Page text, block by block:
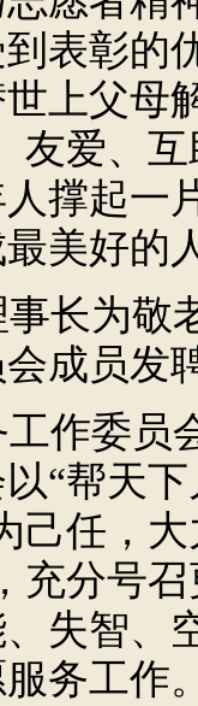
表彰的
上父母
友爱、
撑起一
美好的
长为敬
成员发
作委员
“帮天
己任，
充分号
失智、
务工作